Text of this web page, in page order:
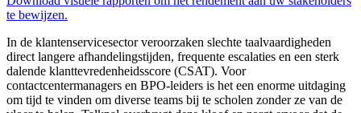
te bewijzen.
In de klantenservicesector veroorzaken slechte taalvaardigheden
direct langere afhandelingstijden, frequente escalaties en een sterk
dalende klanttevredenheidsscore (CSAT). Voor
contactcentermanagers en BPO-leiders is het een enorme uitdaging
om tijd te vinden om diverse teams bij te scholen zonder ze van de